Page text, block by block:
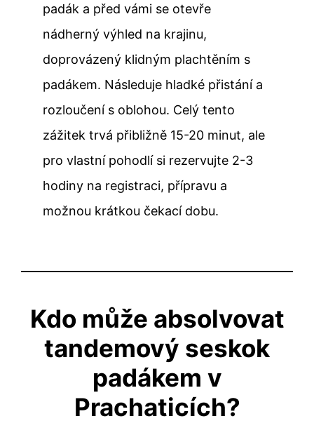
padák a před vámi se otevře
nádherný výhled na krajinu,
doprovázený klidným plachtěním s
padákem. Následuje hladké přistání a
rozloučení s oblohou. Celý tento
zážitek trvá přibližně 15-20 minut, ale
pro vlastní pohodlí si rezervujte 2-3
hodiny na registraci, přípravu a
možnou krátkou čekací dobu.
Kdo může absolvovat
tandemový seskok
padákem v
Prachaticích?